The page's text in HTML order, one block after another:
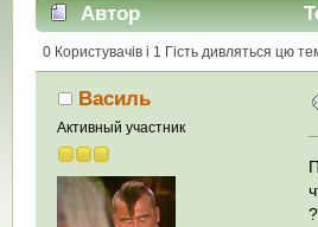
Автор
0 Користувачів і 1 Гість дивляться цю
Василь
Активный участник